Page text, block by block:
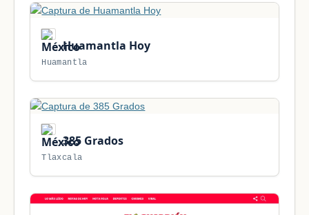
Huamantla Hoy
Huamantla
385 Grados
Tlaxcala